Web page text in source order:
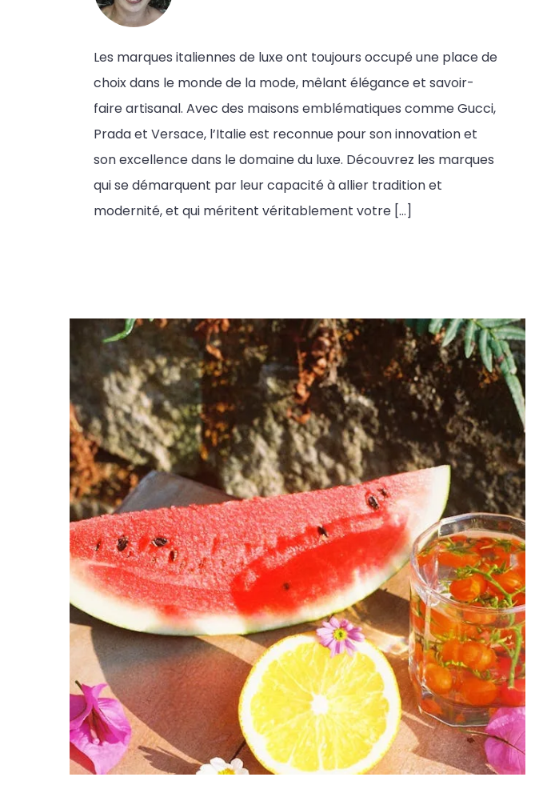
Les marques italiennes de luxe ont toujours occupé une place de
choix dans le monde de la mode, mêlant élégance et savoir-
faire artisanal. Avec des maisons emblématiques comme Gucci,
Prada et Versace, l’Italie est reconnue pour son innovation et
son excellence dans le domaine du luxe. Découvrez les marques
qui se démarquent par leur capacité à allier tradition et
modernité, et qui méritent véritablement votre […]